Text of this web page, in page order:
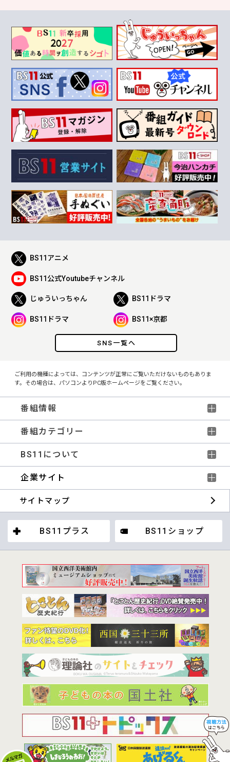
SNS一覧へ
BS11アニメ
BS11公式Youtubeチャンネル
じゅういっちゃん BS11ドラマ
BS11ドラマ BS11×京都
ご利用の機種によっては、コンテンツが正常にご覧いただけないものもありま
す。その場合は、パソコンよりPC版ホームページをご覧ください。
番組情報
番組カテゴリー
BS11について
企業サイト
サイトマップ
BS11プラス BS11ショップ